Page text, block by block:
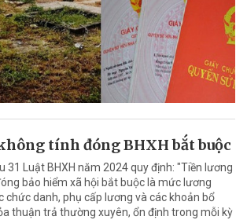
tính đóng BHXH bắt buộc
31 Luật BHXH năm 2024 quy định: "Tiền lương
bảo hiểm xã hội bắt buộc là mức lương
chức danh, phụ cấp lương và các khoản bổ
thuận trả thường xuyên, ổn định trong mỗi kỳ